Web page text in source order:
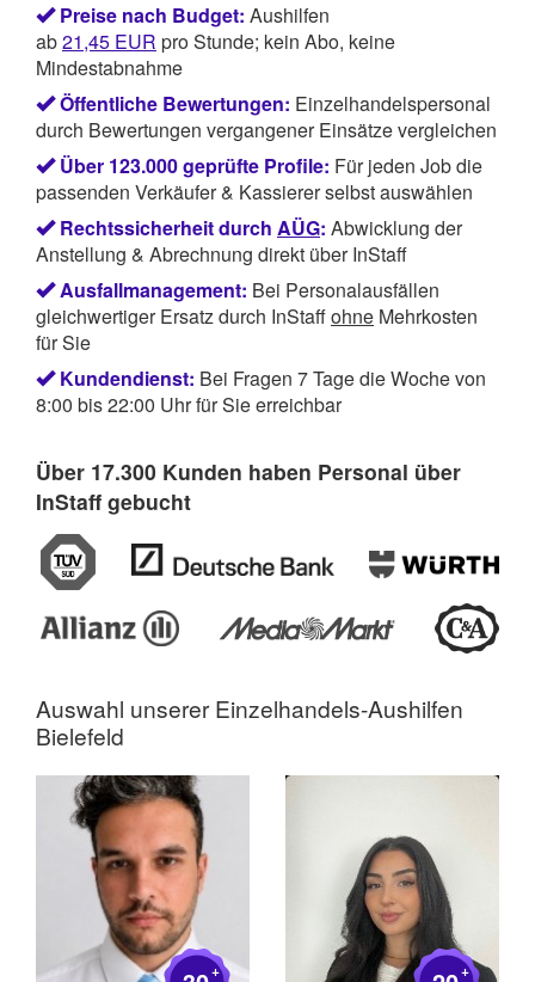
Preise nach Budget: Aushilfen
ab21,45 EUR pro Stunde; kein Abo, keine
Mindestabnahme
Öffentliche Bewertungen: Einzelhandelspersonal
durch Bewertungen vergangener Einsätze vergleichen
Über 123.000 geprüfte Profile: Für jeden Job die
passenden Verkäufer & Kassierer selbst auswählen
Rechtssicherheit durch AÜG: Abwicklung der
Anstellung & Abrechnung direkt über InStaff
Ausfallmanagement: Bei Personalausfällen
gleichwertiger Ersatz durch InStaffohne Mehrkosten
für Sie
Kundendienst: Bei Fragen 7 Tage die Woche von
8:00 bis 22:00 Uhr für Sie erreichbar
Über 17.300 Kunden haben Personal über
InStaff gebucht
Auswahl unsererEinzelhandels-Aushilfen
Bielefeld
+ +